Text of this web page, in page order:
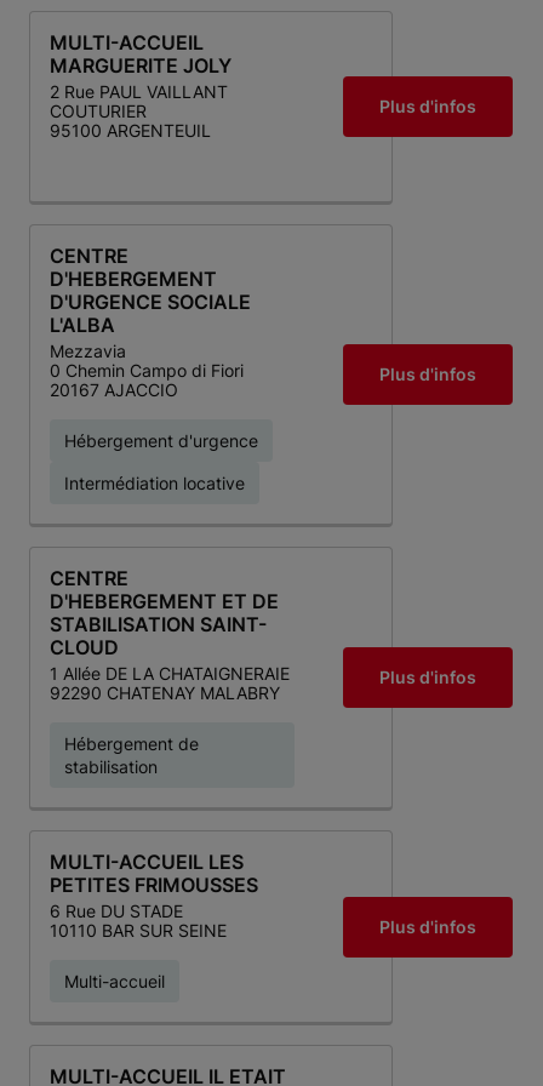
MULTI-ACCUEIL
MARGUERITE JOLY
2 Rue PAUL VAILLANT
COUTURIER
95100 ARGENTEUIL
Plus d'infos
CENTRE
D'HEBERGEMENT
D'URGENCE SOCIALE
L'ALBA
Mezzavia
0 Chemin Campo di Fiori
20167 AJACCIO
Hébergement d'urgence
Intermédiation locative
Plus d'infos
CENTRE
D'HEBERGEMENT ET DE
STABILISATION SAINT-
CLOUD
1 Allée DE LA CHATAIGNERAIE
92290 CHATENAY MALABRY
Hébergement de
stabilisation
Plus d'infos
MULTI-ACCUEIL LES
PETITES FRIMOUSSES
6 Rue DU STADE
10110 BAR SUR SEINE
Multi-accueil
Plus d'infos
MULTI-ACCUEIL IL ETAIT